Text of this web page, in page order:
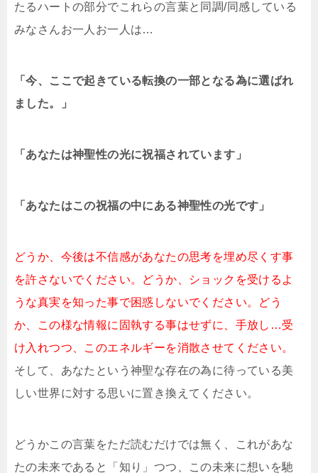
たるハートの部分でこれらの言葉と同調/同感している
みなさんお一人お一人は…
「今、ここで起きている転換の一部となる為に選ばれ
ました。」
「あなたは神聖性の光に祝福されています」
「あなたはこの祝福の中にある神聖性の光です」
どうか、今後は不信感があなたの思考を埋め尽くす事
を許さないでください。どうか、ショックを受けるよ
うな真実を知った事で困惑しないでください。どう
か、この様な情報に固執する事はせずに、手放し…受
け入れつつ、このエネルギーを消散させてください。
そして、あなたという神聖な存在の為に待っている美
しい世界に対する思いに置き換えてください。
どうかこの言葉をただ読むだけでは無く、これがあな
たの未来であると「知り」つつ、この未来に想いを馳